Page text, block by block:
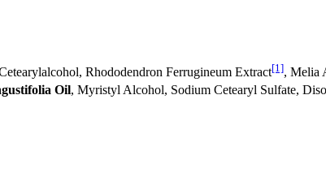
Rhododendron Ferrugineum Extract[1], Melia
Oil, Myristyl Alcohol, Sodium Cetearyl Sulfate,